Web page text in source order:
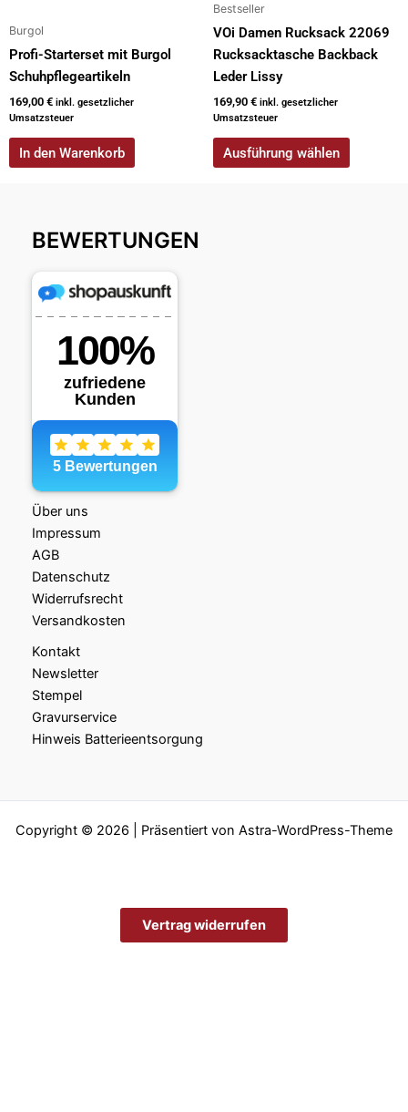
Burgol
Profi-Starterset mit Burgol
Schuhpflegeartikeln
169,00 € inkl. gesetzlicher
Umsatzsteuer
In den Warenkorb
Bestseller
VOi Damen Rucksack 22069
Rucksacktasche Backback
Leder Lissy
169,90 € inkl. gesetzlicher
Umsatzsteuer
Ausführung wählen
gewählt
werden
BEWERTUNGEN
Über uns
Impressum
AGB
Datenschutz
Widerrufsrecht
Versandkosten
Kontakt
Newsletter
Stempel
Gravurservice
Hinweis Batterieentsorgung
Copyright © 2026 | Präsentiert von Astra-WordPress-Theme
Vertrag widerrufen